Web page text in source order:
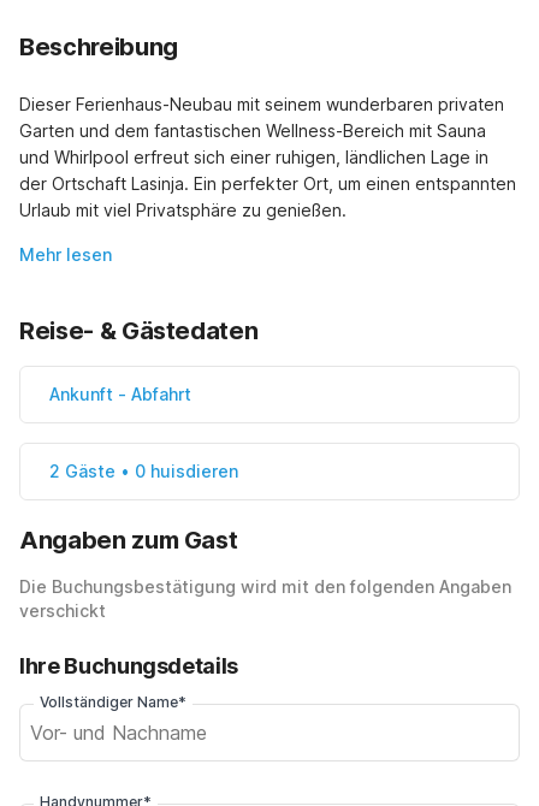
Beschreibung
Dieser Ferienhaus-Neubau mit seinem wunderbaren privaten
Garten und dem fantastischen Wellness-Bereich mit Sauna
und Whirlpool erfreut sich einer ruhigen, ländlichen Lage in
der Ortschaft Lasinja. Ein perfekter Ort, um einen entspannten
Urlaub mit viel Privatsphäre zu genießen.
Mehr lesen
Reise- & Gästedaten
Ankunft - Abfahrt
2 Gäste • 0 huisdieren
Angaben zum Gast
Die Buchungsbestätigung wird mit den folgenden Angaben
verschickt
Ihre Buchungsdetails
Vollständiger Name*
Handynummer*